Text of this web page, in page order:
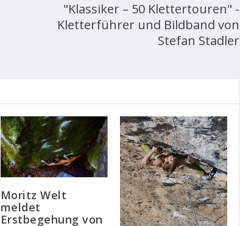
"Klassiker – 50 Klettertouren" -
Kletterführer und Bildband von
Stefan Stadler
Moritz Welt
meldet
Erstbegehung von